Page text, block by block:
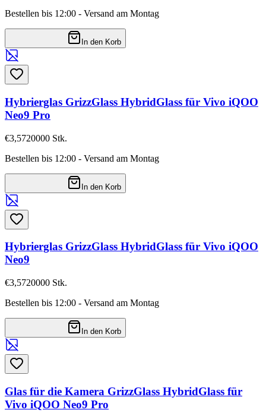
Bestellen bis 12:00 - Versand am Montag
In den Korb
Hybrierglas GrizzGlass HybridGlass für Vivo iQOO
Neo9 Pro
€3,5720000 Stk.
Bestellen bis 12:00 - Versand am Montag
In den Korb
Hybrierglas GrizzGlass HybridGlass für Vivo iQOO
Neo9
€3,5720000 Stk.
Bestellen bis 12:00 - Versand am Montag
In den Korb
Glas für die Kamera GrizzGlass HybridGlass für
Vivo iQOO Neo9 Pro